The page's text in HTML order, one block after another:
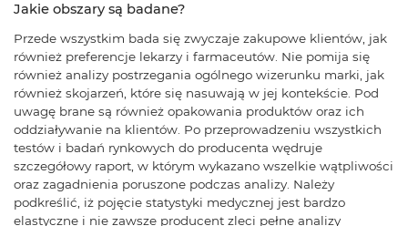
Jakie obszary są badane?
Przede wszystkim bada się zwyczaje zakupowe klientów, jak
również preferencje lekarzy i farmaceutów. Nie pomija się
również analizy postrzegania ogólnego wizerunku marki, jak
również skojarzeń, które się nasuwają w jej kontekście. Pod
uwagę brane są również opakowania produktów oraz ich
oddziaływanie na klientów. Po przeprowadzeniu wszystkich
testów i badań rynkowych do producenta wędruje
szczegółowy raport, w którym wykazano wszelkie wątpliwości
oraz zagadnienia poruszone podczas analizy. Należy
podkreślić, iż pojęcie statystyki medycznej jest bardzo
elastyczne i nie zawsze producent zleci pełne analizy